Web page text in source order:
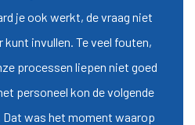
je ook werkt, de vraag niet
kunt invullen. Te veel fouten,
processen liepen niet goed
personeel kon de volgende
was het moment waarop